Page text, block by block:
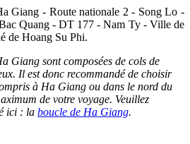
Giang - Route nationale 2 - Song Lo -
Quang - DT 177 - Nam Ty - Ville de
de Hoang Su Phi.
Giang sont composées de cols de
Il est donc recommandé de choisir
à Ha Giang ou dans le nord du
de votre voyage. Veuillez
ici : la boucle de Ha Giang.